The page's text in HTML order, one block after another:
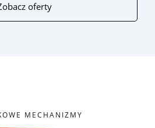
oferty
MECHANIZMY